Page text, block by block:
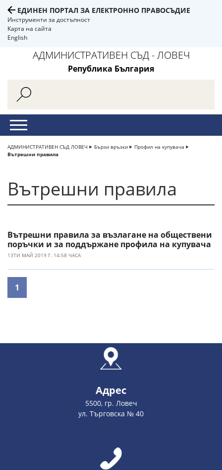
ЕДИНЕН ПОРТАЛ ЗА ЕЛЕКТРОННО ПРАВОСЪДИЕ
Инструменти за достъпност
Карта на сайта
English
АДМИНИСТРАТИВЕН СЪД - ЛОВЕЧ
Република България
АДМИНИСТРАТИВЕН СЪД ЛОВЕЧ Бързи връзки
Профил на купувача
Вътрешни правила
Вътрешни правила
Вътрешни правила за възлагане на обществени
поръчки и за поддържане профила на купувача
13ТИ МАЙ 2019 Г. 14:58 ЧАСА
1
Адрес
5500, гр. Ловеч
ул. Търговска № 40